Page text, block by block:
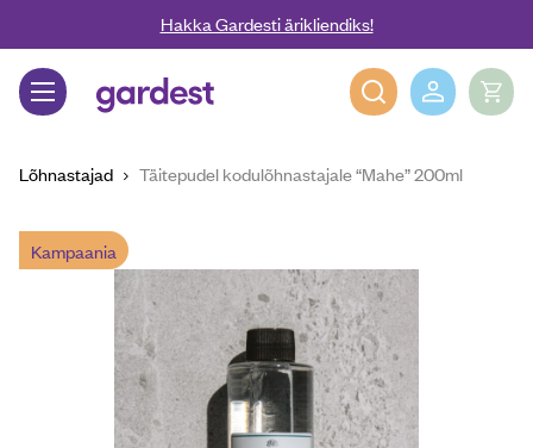
Liigu edasi põhisisu juurdeHakka Gardesti ärikliendiks!
Gardest
Lõhnastajad Täitepudel kodulõhnastajale “Mahe” 200ml
Kampaania